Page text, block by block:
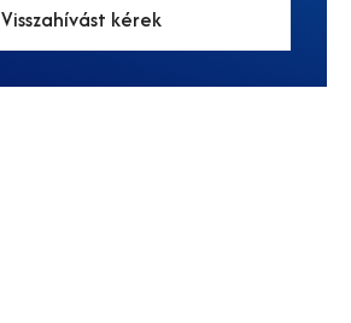
Visszahívást kérek